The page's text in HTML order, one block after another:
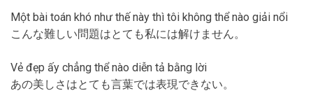
Một bài toán khó như thế này thì tôi không thể nào giải nổi
こんな難しい問題はとても私には解けません。
Vẻ đẹp ấy chẳng thể nào diễn tả bằng lời
あの美しさはとても言葉では表現できない。